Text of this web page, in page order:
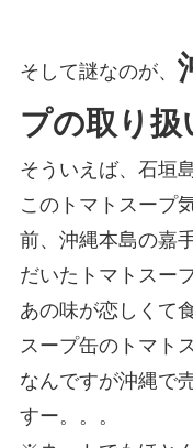
そして謎なのが、
プの取り扱
そういえば、石垣
このトマトスープ
前、沖縄本島の嘉
だいたトマトスー
あの味が恋しくて
スープ缶のトマト
なんですが沖縄で
すー。。。